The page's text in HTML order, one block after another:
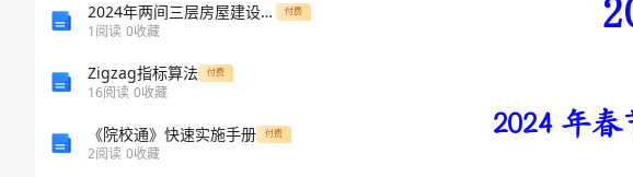
2024年两间三层房屋建设合同样本 付费
1阅读 0收藏
Zigzag指标算法 付费
16阅读 0收藏
《院校通》快速实施手册 付费
2阅读 0收藏